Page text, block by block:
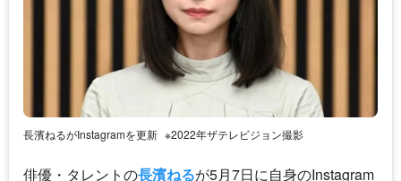
長濱ねるがInstagramを更新 ※2022年ザテレビジョン撮影
俳優・タレントの長濱ねるが5月7日に自身のInstagram